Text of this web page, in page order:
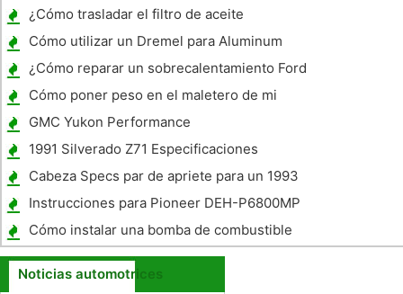
vidrio para un Ford Sedan 1940
¿Cómo trasladar el filtro de aceite
Cómo utilizar un Dremel para Aluminum
Polish
¿Cómo reparar un sobrecalentamiento Ford
Focus
Cómo poner peso en el maletero de mi
trasero -Wheel Drive
GMC Yukon Performance
1991 Silverado Z71 Especificaciones
Cabeza Specs par de apriete para un 1993
Ford Mustang
Instrucciones para Pioneer DEH-P6800MP
Cómo instalar una bomba de combustible
en un Suzuki Samurai 1988
Noticias automotrices